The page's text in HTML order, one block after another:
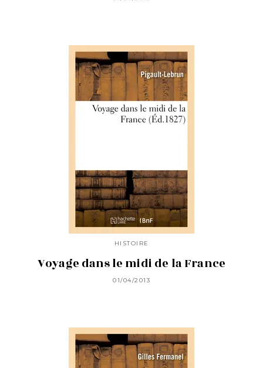
HISTOIRE
Voyage dans le midi de la France
01/04/2013